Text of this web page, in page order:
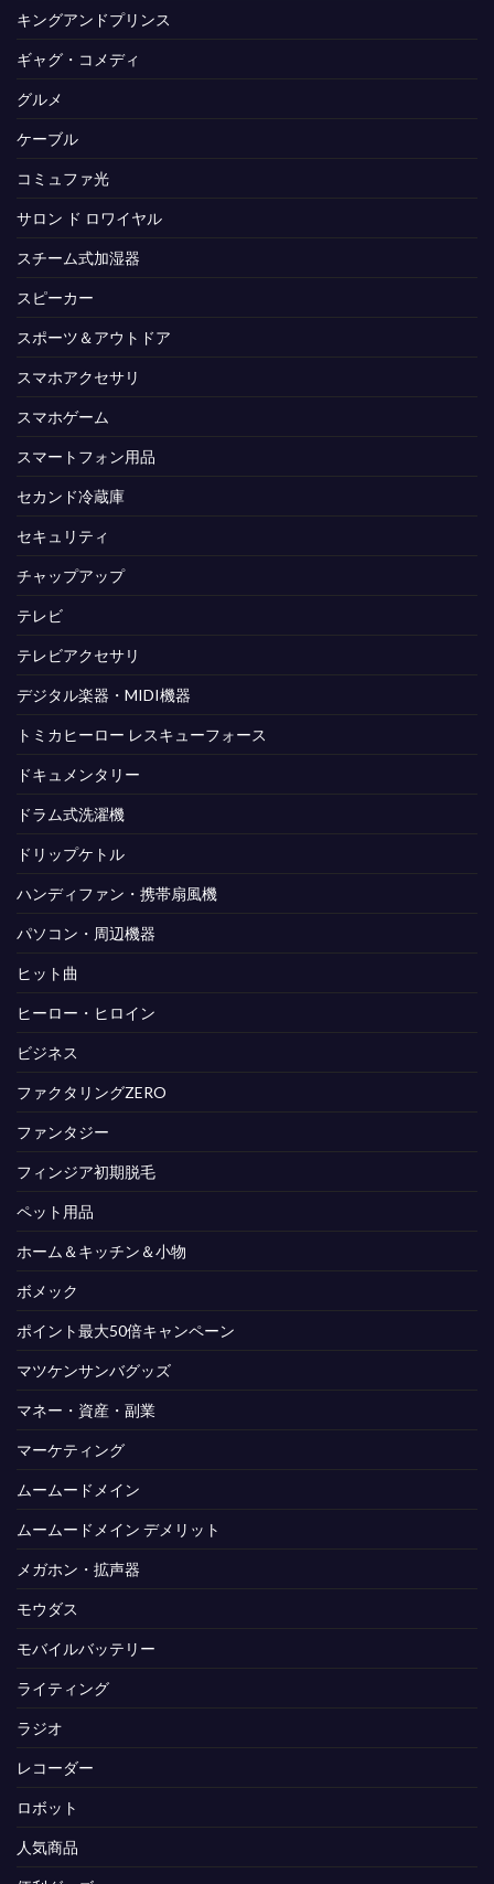
キングアンドプリンス
ギャグ・コメディ
グルメ
ケーブル
コミュファ光
サロン ド ロワイヤル
スチーム式加湿器
スピーカー
スポーツ＆アウトドア
スマホアクセサリ
スマホゲーム
スマートフォン用品
セカンド冷蔵庫
セキュリティ
チャップアップ
テレビ
テレビアクセサリ
デジタル楽器・MIDI機器
トミカヒーロー レスキューフォース
ドキュメンタリー
ドラム式洗濯機
ドリップケトル
ハンディファン・携帯扇風機
パソコン・周辺機器
ヒット曲
ヒーロー・ヒロイン
ビジネス
ファクタリングZERO
ファンタジー
フィンジア初期脱毛
ペット用品
ホーム＆キッチン＆小物
ボメック
ポイント最大50倍キャンペーン
マツケンサンバグッズ
マネー・資産・副業
マーケティング
ムームードメイン
ムームードメイン デメリット
メガホン・拡声器
モウダス
モバイルバッテリー
ライティング
ラジオ
レコーダー
ロボット
人気商品